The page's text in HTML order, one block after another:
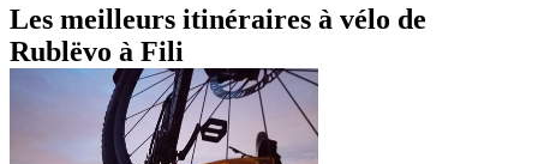
Les meilleurs itinéraires à vélo de
Rublëvo à Fili